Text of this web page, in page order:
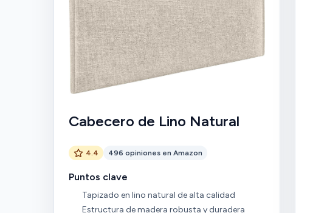
Cabecero de Lino Natural
4.4 496 opiniones en Amazon
Puntos clave
Tapizado en lino natural de alta calidad
Estructura de madera robusta y duradera